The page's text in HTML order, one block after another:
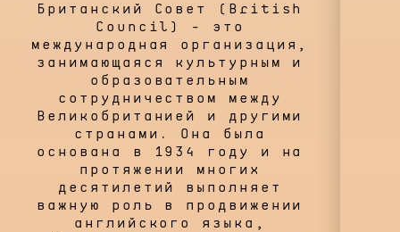
Британский Совет (British
Council) - это
международная организация,
занимающаяся культурным и
образовательным
сотрудничеством между
Великобританией и другими
странами. Она была
основана в 1934 году и на
протяжении многих
десятилетий выполняет
важную роль в продвижении
английского языка,